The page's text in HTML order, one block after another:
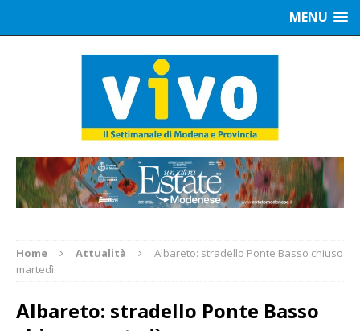
MENU
Home Attualità
Albareto: stradello Ponte Basso chiuso
martedì
Albareto: stradello Ponte Basso